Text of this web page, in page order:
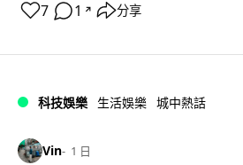
7 1 ↗ 分享
科技娛樂 生活娛樂 城中熱話
Vin 1 日